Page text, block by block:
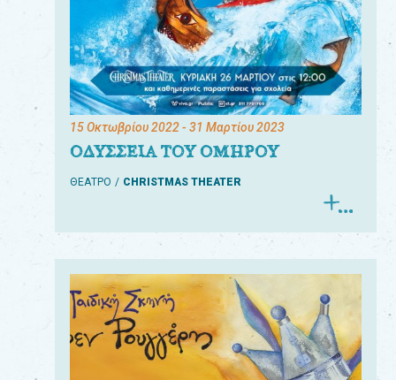
15 Οκτωβρίου 2022- 31 Μαρτίου 2023
ΟΔΥΣΣΕΙΑ ΤΟΥ ΟΜΗΡΟΥ
ΘΕΑΤΡΟ CHRISTMAS THEATER